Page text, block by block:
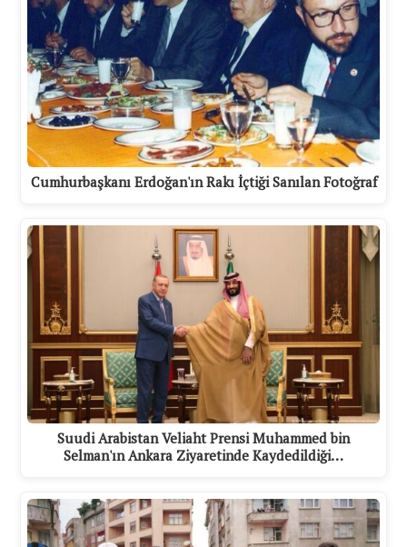
Cumhurbaşkanı Erdoğan'ın Rakı İçtiği Sanılan Fotoğraf
Suudi Arabistan Veliaht Prensi Muhammed bin
Selman'ın Ankara Ziyaretinde Kaydedildiği…